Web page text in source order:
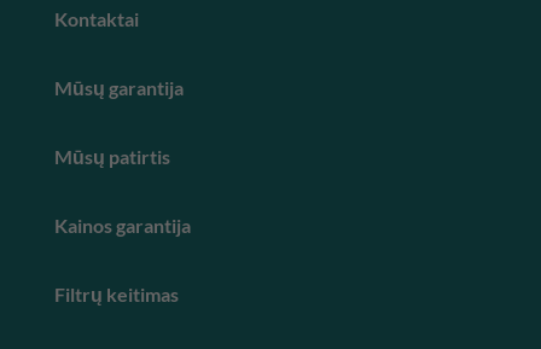
Kontaktai
Mūsų garantija
Mūsų patirtis
Kainos garantija
Filtrų keitimas